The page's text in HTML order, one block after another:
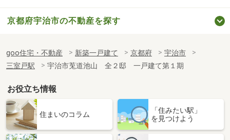
京都府宇治市の不動産を探す
goo住宅・不動産 新築一戸建て 京都府
宇治市
三室戸駅
宇治市莵道池山 全２邸 一戸建て第１期
お役立ち情報
住まいのコラム
「住みたい駅」
を見つけよう